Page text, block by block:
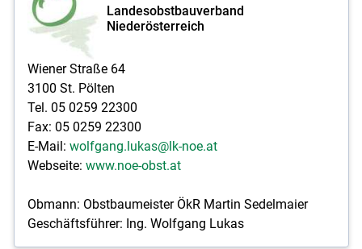
Landesobstbauverband
Niederösterreich
Wiener Straße 64
3100 St. Pölten
Tel. 05 0259 22300
Fax: 05 0259 22300
E-Mail: wolfgang.lukas@lk-noe.at
Webseite: www.noe-obst.at
Obmann: Obstbaumeister ÖkR Martin Sedelmaier
Geschäftsführer: Ing. Wolfgang Lukas